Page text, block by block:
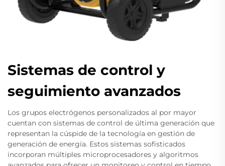
Sistemas de control y
seguimiento avanzados
Los grupos electrógenos personalizados al por mayor
cuentan con sistemas de control de última generación que
representan la cúspide de la tecnología en gestión de
generación de energía. Estos sistemas sofisticados
incorporan múltiples microprocesadores y algoritmos